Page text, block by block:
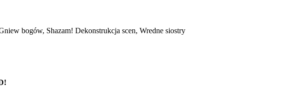
bogów, Shazam! Dekonstrukcja scen, Wredne siostry